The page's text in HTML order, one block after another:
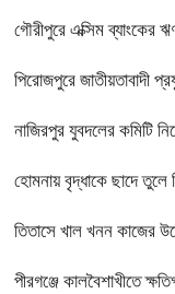
গৌরীপুরে এক্সিম ব্যাংকের
পিরোজপুরে জাতীয়তাবাদী
নাজিরপুর যুবদলের কমিটি
হোমনায় বৃদ্ধাকে ছাদে তুলে
তিতাসে খাল খনন কাজের
পীরগঞ্জে কালবৈশাখীতে